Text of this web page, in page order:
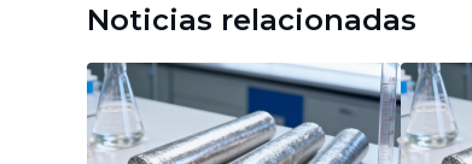
Noticias relacionadas